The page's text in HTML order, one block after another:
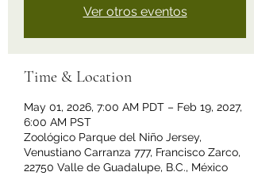
Ver otros eventos
Time & Location
May 01, 2026, 7:00 AM PDT – Feb 19, 2027,
6:00 AM PST
Zoológico Parque del Niño Jersey,
Venustiano Carranza 777, Francisco Zarco,
22750 Valle de Guadalupe, B.C., México